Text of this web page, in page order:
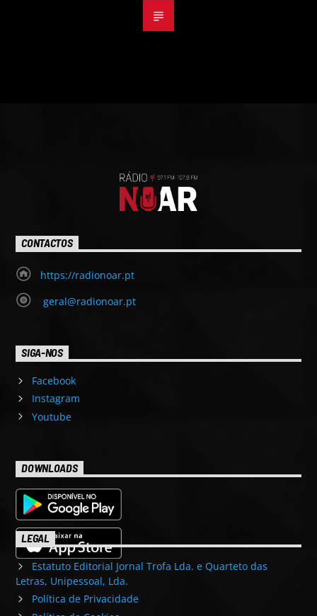
CONTACTOS
https://radionoar.pt
geral@radionoar.pt
SIGA-NOS
Facebook
Instagram
Youtube
DOWNLOADS
LEGAL
Estatuto Editorial Jornal Trofa Lda. e Quarteto das
Letras, Unipessoal, Lda.
Política de Privacidade